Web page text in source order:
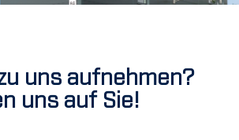
uns aufnehmen?
uns auf Sie!